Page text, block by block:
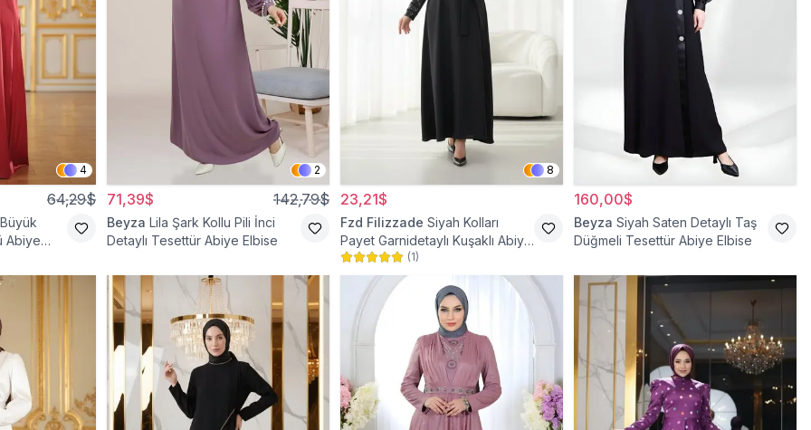
4
64,29$
Abiye
2
71,39$ 142,79$
Beyza Lila Şark Kollu Pili İnci
Detaylı Tesettür Abiye Elbise
8
23,21$
Fzd Filizzade Siyah Kolları
Payet Garnidetaylı Kuşaklı Abiye
Elbise
(1)
160,00$
Beyza Siyah Saten Detaylı Taş
Düğmeli Tesettür Abiye Elbise